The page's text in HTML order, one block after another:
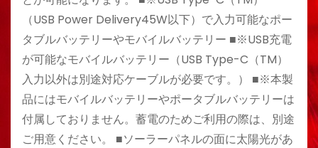
（USB Power Delivery45W以下）で入力可能なポー
タブルバッテリーやモバイルバッテリー ■※USB充電
が可能なモバイルバッテリー（USB Type-C（TM）
入力以外は別途対応ケーブルが必要です。） ■※本製
品にはモバイルバッテリーやポータブルバッテリーは
付属しておりません。蓄電のためご利用の際は、別途
ご用意ください。 ■ソーラーパネルの面に太陽光があ